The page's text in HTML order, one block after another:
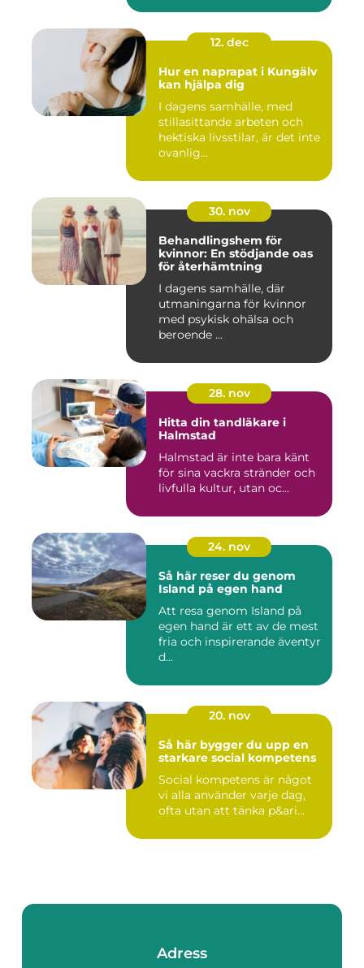
12. dec
Hur en naprapat i Kungälv
kan hjälpa dig
I dagens samhälle, med
stillasittande arbeten och
hektiska livsstilar, är det inte
ovanlig...
30. nov
Behandlingshem för
kvinnor: En stödjande oas
för återhämtning
I dagens samhälle, där
utmaningarna för kvinnor
med psykisk ohälsa och
beroende ...
28. nov
Hitta din tandläkare i
Halmstad
Halmstad är inte bara känt
för sina vackra stränder och
livfulla kultur, utan oc...
24. nov
Så här reser du genom
Island på egen hand
Att resa genom Island på
egen hand är ett av de mest
fria och inspirerande äventyr
d...
20. nov
Så här bygger du upp en
starkare social kompetens
Social kompetens är något
vi alla använder varje dag,
ofta utan att tänka p&ari...
Adress